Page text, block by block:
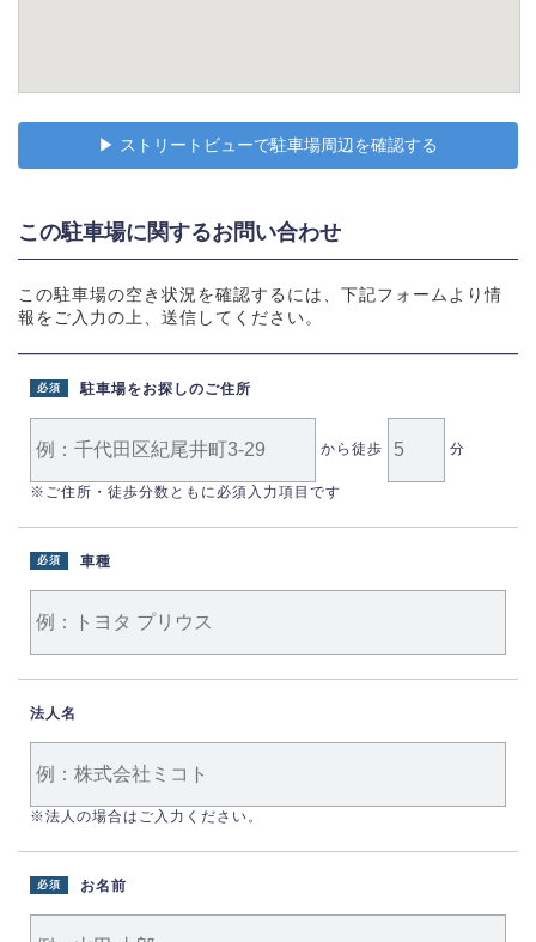
▶︎ ストリートビューで駐車場周辺を確認する
この駐車場に関するお問い合わせ
この駐車場の空き状況を確認するには、下記フォームより情
報をご入力の上、送信してください。
駐車場をお探しのご住所
必須
から徒歩 分
※ご住所・徒歩分数ともに必須入力項目です
車種
必須
法人名
※法人の場合はご入力ください。
お名前
必須